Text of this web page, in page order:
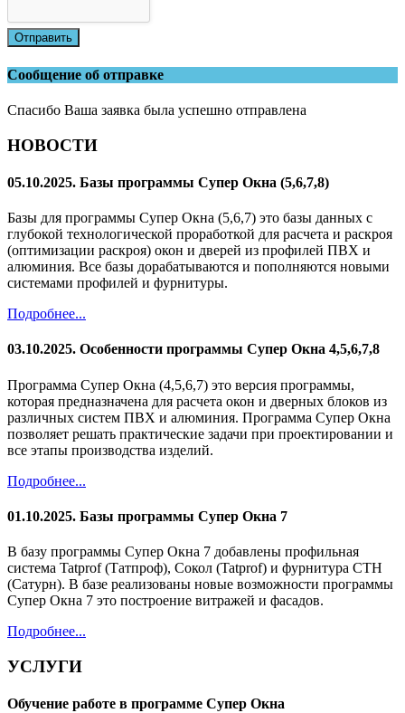
Отправить
Сообщение об отправке
Спасибо Ваша заявка была успешно отправлена
НОВОСТИ
05.10.2025. Базы программы Супер Окна (5,6,7,8)
Базы для программы Супер Окна (5,6,7) это базы данных с
глубокой технологической проработкой для расчета и раскроя
(оптимизации раскроя) окон и дверей из профилей ПВХ и
алюминия. Все базы дорабатываются и пополняются новыми
системами профилей и фурнитуры.
Подробнее...
03.10.2025. Особенности программы Супер Окна 4,5,6,7,8
Программа Супер Окна (4,5,6,7) это версия программы,
которая предназначена для расчета окон и дверных блоков из
различных систем ПВХ и алюминия. Программа Супер Окна
позволяет решать практические задачи при проектировании и
все этапы производства изделий.
Подробнее...
01.10.2025. Базы программы Супер Окна 7
В базу программы Супер Окна 7 добавлены профильная
система Tatprof (Татпроф), Сокол (Tatprof) и фурнитура СТН
(Сатурн). В базе реализованы новые возможности программы
Супер Окна 7 это построение витражей и фасадов.
Подробнее...
УСЛУГИ
Обучение работе в программе Супер Окна